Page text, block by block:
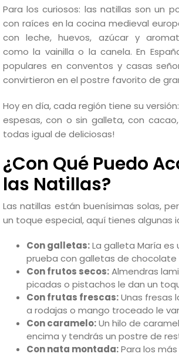
Para los curiosos: las natillas son un
con raíces en la cocina medieval
con leche, huevos, azúcar y
como la vainilla o la canela. En
populares en conventos y casas
convirtieron en el postre favorito de
Hoy en día, cada región tiene su
espesas, con o sin galleta, con cacao,
todas igual de deliciosas!
¿Con Qué Puedo
las Natillas?
Las natillas están buenísimas solas,
un toque especial, aquí tienes algunas
Con galletas:La galleta María es
prueba con galletas de chocolate
Con frutos secos:Almendras
picadas o pistachos le dan un
Con frutas frescas:Unas fresas
a rodajas o mango troceado le
Con caramelo:Un hilo de
encima y tendrás un postre de
Con nata montada:Para los